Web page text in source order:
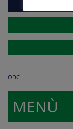
ODC
MENÙ